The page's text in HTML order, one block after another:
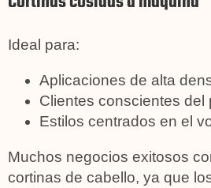
Ideal para:
Aplicaciones de alta
Clientes conscientes del
Estilos centrados en el
Muchos negocios exitosos
cortinas de cabello, ya que